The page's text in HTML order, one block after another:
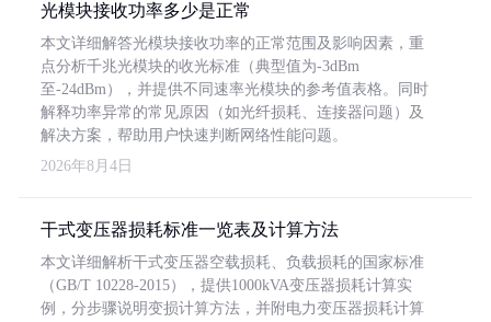
光模块接收功率多少是正常
本文详细解答光模块接收功率的正常范围及影响因素，重
点分析千兆光模块的收光标准（典型值为-3dBm
至-24dBm），并提供不同速率光模块的参考值表格。同时
解释功率异常的常见原因（如光纤损耗、连接器问题）及
解决方案，帮助用户快速判断网络性能问题。
2026年8月4日
干式变压器损耗标准一览表及计算方法
本文详细解析干式变压器空载损耗、负载损耗的国家标准
（GB/T 10228-2015），提供1000kVA变压器损耗计算实
例，分步骤说明变损计算方法，并附电力变压器损耗计算